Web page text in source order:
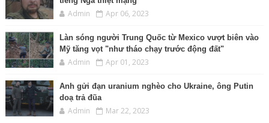
Admin Apr 06, 2023
Làn sóng người Trung Quốc từ Mexico vượt biên vào
Mỹ tăng vọt "như tháo chạy trước động đất"
Admin Apr 01, 2023
Anh gửi đạn uranium nghèo cho Ukraine, ông Putin
doạ trả đũa
Admin Mar 22, 2023